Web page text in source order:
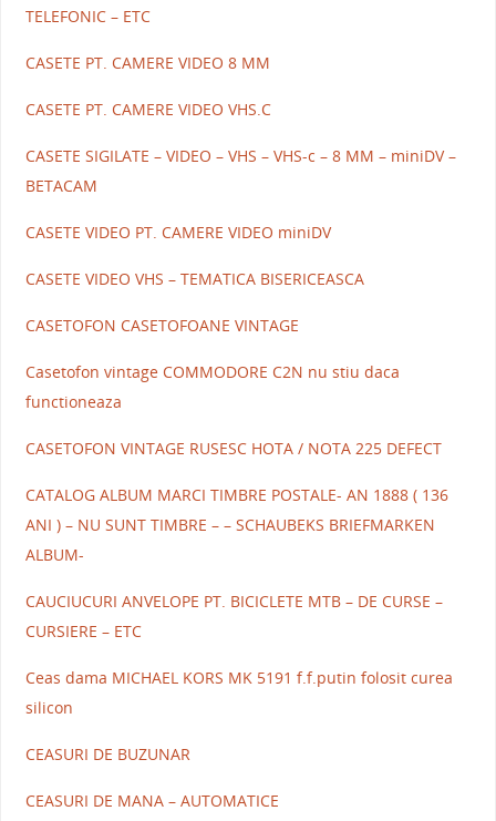
TELEFONIC – ETC
CASETE PT. CAMERE VIDEO 8 MM
CASETE PT. CAMERE VIDEO VHS.C
CASETE SIGILATE – VIDEO – VHS – VHS-c – 8 MM – miniDV –
BETACAM
CASETE VIDEO PT. CAMERE VIDEO miniDV
CASETE VIDEO VHS – TEMATICA BISERICEASCA
CASETOFON CASETOFOANE VINTAGE
Casetofon vintage COMMODORE C2N nu stiu daca
functioneaza
CASETOFON VINTAGE RUSESC HOTA / NOTA 225 DEFECT
CATALOG ALBUM MARCI TIMBRE POSTALE- AN 1888 ( 136
ANI ) – NU SUNT TIMBRE – – SCHAUBEKS BRIEFMARKEN
ALBUM-
CAUCIUCURI ANVELOPE PT. BICICLETE MTB – DE CURSE –
CURSIERE – ETC
Ceas dama MICHAEL KORS MK 5191 f.f.putin folosit curea
silicon
CEASURI DE BUZUNAR
CEASURI DE MANA – AUTOMATICE